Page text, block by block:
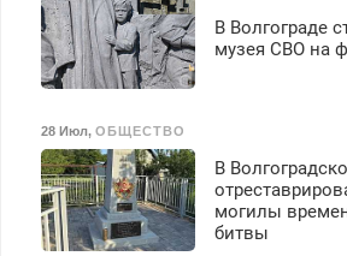
В Волгограде
музея СВО на
28 Июл, ОБЩЕСТВО
В
могилы
битвы